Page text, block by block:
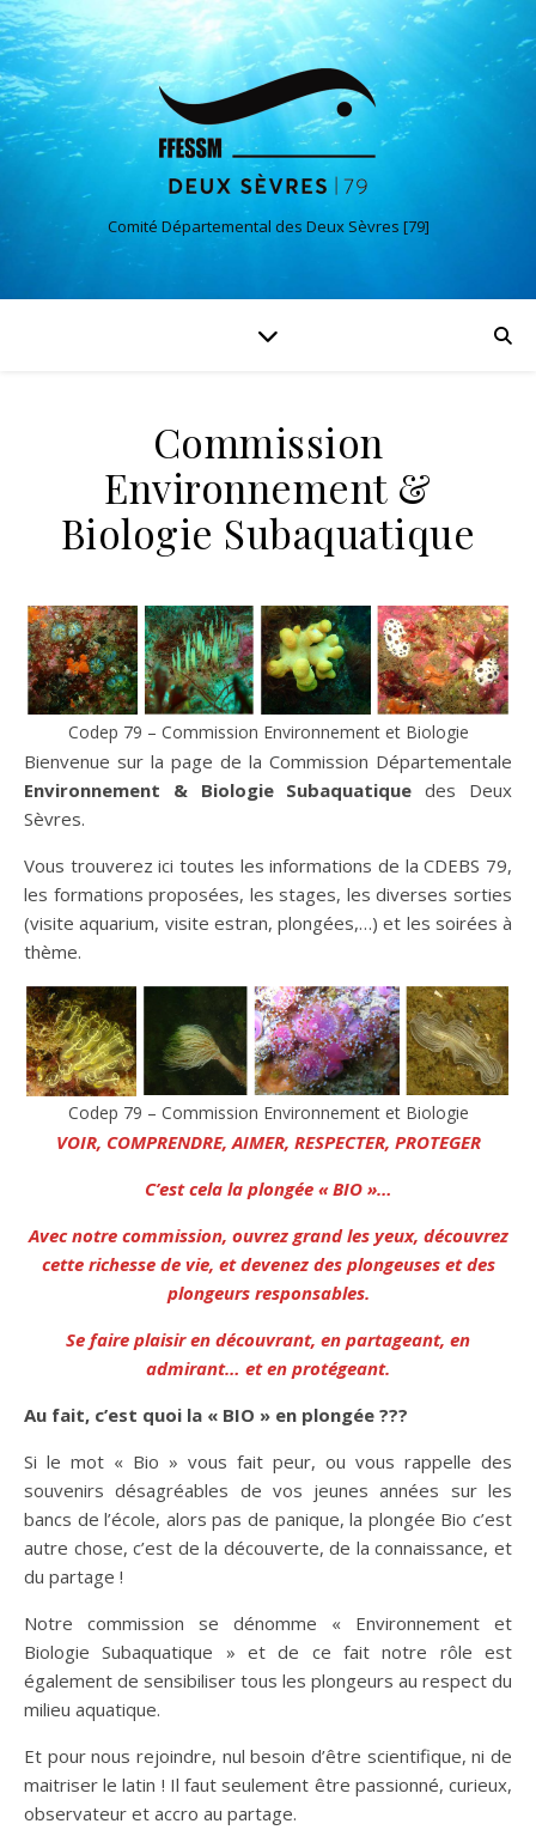
Comité Départemental des Deux Sèvres [79]
Commission
Environnement &
Biologie Subaquatique
Codep 79 – Commission Environnement et Biologie
Bienvenue sur la page de la Commission Départementale
Environnement & Biologie Subaquatique des Deux
Sèvres.
Vous trouverez ici toutes les informations de la CDEBS 79,
les formations proposées, les stages, les diverses sorties
(visite aquarium, visite estran, plongées,…) et les soirées à
thème.
Codep 79 – Commission Environnement et Biologie
VOIR, COMPRENDRE, AIMER, RESPECTER, PROTEGER
C’est cela la plongée « BIO »…
Avec notre commission, ouvrez grand les yeux, découvrez
cette richesse de vie, et devenez des plongeuses et des
plongeurs responsables.
Se faire plaisir en découvrant, en partageant, en
admirant… et en protégeant.
Au fait, c’est quoi la « BIO » en plongée ???
Si le mot « Bio » vous fait peur, ou vous rappelle des
souvenirs désagréables de vos jeunes années sur les
bancs de l’école, alors pas de panique, la plongée Bio c’est
autre chose, c’est de la découverte, de la connaissance, et
du partage !
Notre commission se dénomme « Environnement et
Biologie Subaquatique » et de ce fait notre rôle est
également de sensibiliser tous les plongeurs au respect du
milieu aquatique.
Et pour nous rejoindre, nul besoin d’être scientifique, ni de
maitriser le latin ! Il faut seulement être passionné, curieux,
observateur et accro au partage.